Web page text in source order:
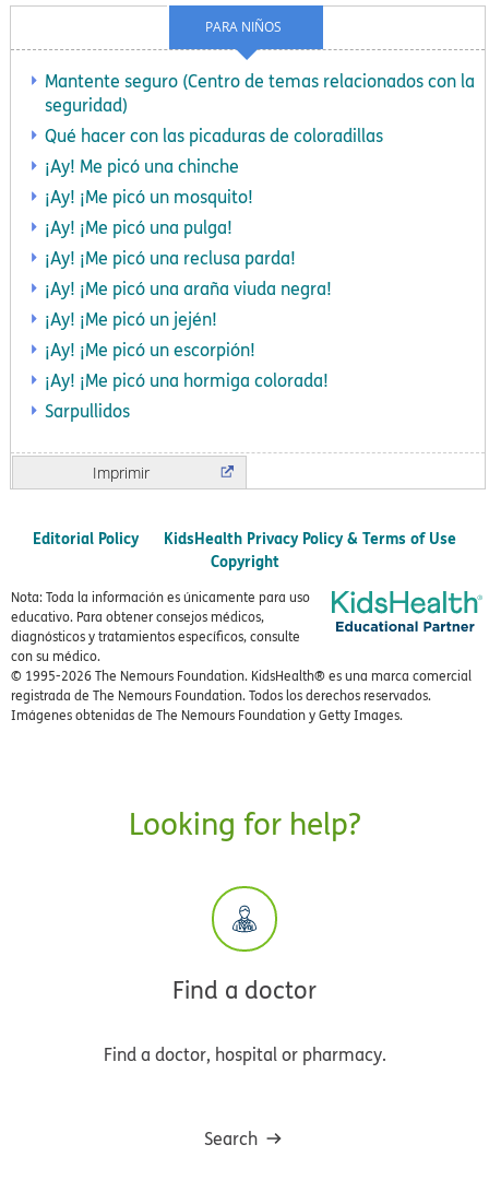
PARA NIÑOS
Mantente seguro (Centro de temas relacionados con la
seguridad)
Qué hacer con las picaduras de coloradillas
¡Ay! Me picó una chinche
¡Ay! ¡Me picó un mosquito!
¡Ay! ¡Me picó una pulga!
¡Ay! ¡Me picó una reclusa parda!
¡Ay! ¡Me picó una araña viuda negra!
¡Ay! ¡Me picó un jején!
¡Ay! ¡Me picó un escorpión!
¡Ay! ¡Me picó una hormiga colorada!
Sarpullidos
Imprimir
Editorial Policy
KidsHealth Privacy Policy & Terms of Use
Copyright
Nota: Toda la información es únicamente para uso
educativo. Para obtener consejos médicos,
diagnósticos y tratamientos específicos, consulte
con su médico.
© 1995-2026 The Nemours Foundation. KidsHealth® es una marca comercial
registrada de The Nemours Foundation. Todos los derechos reservados.
Imágenes obtenidas de The Nemours Foundation y Getty Images.
Looking for help?
Find a doctor
Find a doctor, hospital or pharmacy.
Search